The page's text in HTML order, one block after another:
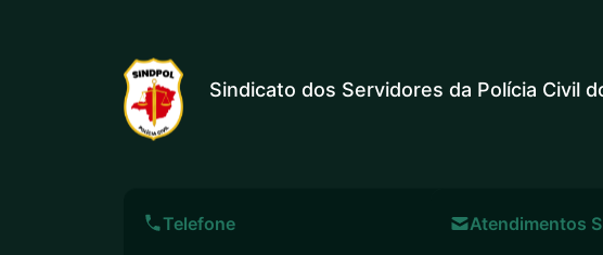
Sindicato dos Servidores da Polícia Civil
Telefone Atendimentos